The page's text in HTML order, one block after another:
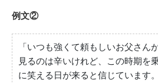
例文②
「いつも強くて頼もしいお父さん
見るのは辛いけれど、この時期を
に笑える日が来ると信じています